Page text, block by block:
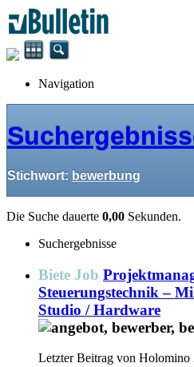
Navigation
Stichwort: bewerbung
Die Suche dauerte 0,00 Sekunden.
Suchergebnisse
Biete Job
Steuerungstechnik –
Studio / Hardware
Letzter Beitrag von Holomino